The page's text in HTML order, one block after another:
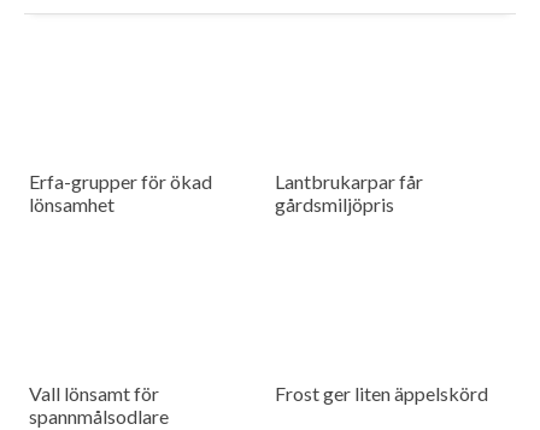
Erfa-grupper för ökad
lönsamhet
Lantbrukarpar får
gårdsmiljöpris
Vall lönsamt för
spannmålsodlare
Frost ger liten äppelskörd